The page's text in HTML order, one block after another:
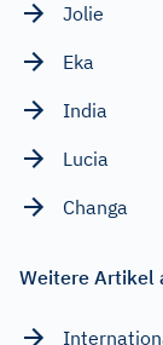
Jolie
Eka
India
Lucia
Changa
Weitere Artikel